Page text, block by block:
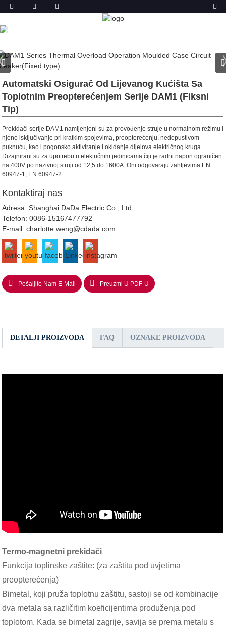
PROIZVODA
DOM
Automatski Osigurač Od Lijevanog Kućišta Sa
Toplotnim Preopterećenjem Serije DAM1 (fiksni
Tip)
Prekidači serije DAM1 namijenjeni su za provođenje struje u normalnom režimu i
njeno isključivanje pri kratkim spojevima, preopterećenju, nedopustivom
puknuću, kao i pogonsko aktiviranje i okidanje dijelova električnog kruga.
Dizajnirani su za upotrebu u električnim jedinicama čiji je radni napon ograničen
na 400V po nazivnoj struji od 12,5 do 1600A. Oni odgovaraju zahtjevima EN
60947-1, EN 60947-2
Kontaktiraj nas
Adresa: Shanghai DaDa Electric Co., Ltd.
Telefon:0086-15167477792
E-mail:charlotte.weng@cdada.com
Pošaljite Nam E-Mail Preuzmi U PDF-U
DETALJI PROIZVODA FAQ OZNAKE PROIZVODA
Termo-magnetni prekidači
Funkcija toplinske zaštite: (za zaštitu pod uvjetima
preopterećenja)
Bimetal, koji pruža toplotnu zaštitu, sastoji se od kombinacije
dva metala sa različitim koeficijentima produženja pod
toplotom. Kada se bimetal zagrije, savija se prema metalu s